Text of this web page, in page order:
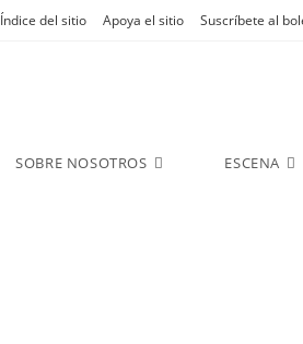
Índice del sitio Apoya el sitio Suscríbete al
SOBRE NOSOTROS ESCENA